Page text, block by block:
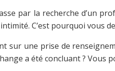
par la recherche d’un
C’est pourquoi vous
sur une prise de
a été concluant ? Vous